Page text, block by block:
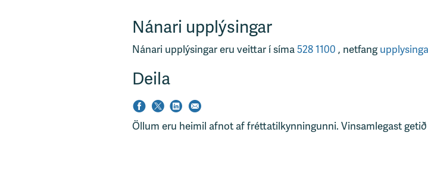
Nánari upplýsingar
Nánari upplýsingar eru veittar í síma528 1100 , netfang
Deila
Öllum eru heimil afnot af fréttatilkynningunni. Vinsamlegast